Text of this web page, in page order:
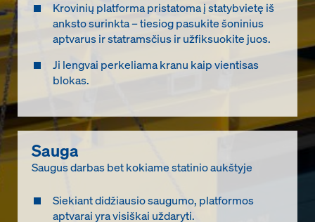
Krovinių platforma pristatoma į statybvietę iš
anksto surinkta – tiesiog pasukite šoninius
aptvarus ir statramsčius ir užfiksuokite juos.
Ji lengvai perkeliama kranu kaip vientisas
blokas.
Sauga
Saugus darbas bet kokiame statinio aukštyje
Siekiant didžiausio saugumo, platformos
aptvarai yra visiškai uždaryti.